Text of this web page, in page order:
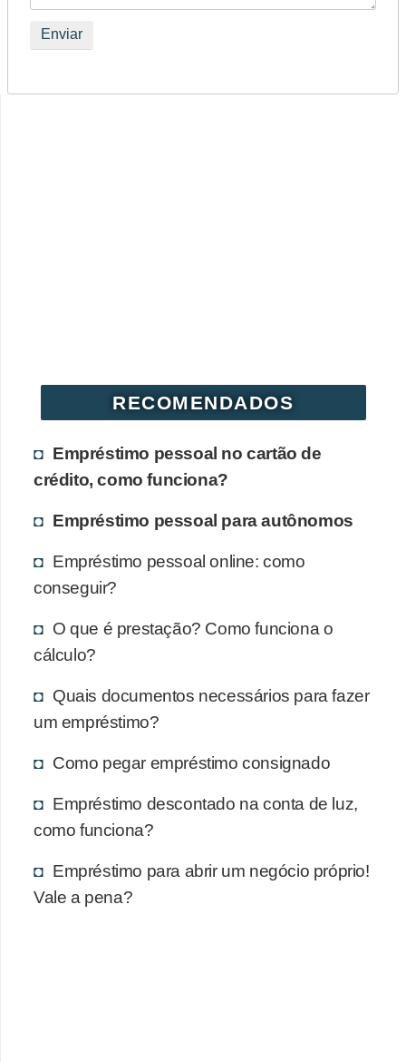
RECOMENDADOS
Empréstimo pessoal no cartão de
crédito, como funciona?
Empréstimo pessoal para autônomos
Empréstimo pessoal online: como
conseguir?
O que é prestação? Como funciona o
cálculo?
Quais documentos necessários para fazer
um empréstimo?
Como pegar empréstimo consignado
Empréstimo descontado na conta de luz,
como funciona?
Empréstimo para abrir um negócio próprio!
Vale a pena?